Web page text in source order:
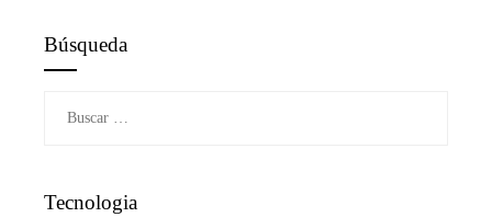
Búsqueda
Tecnologia